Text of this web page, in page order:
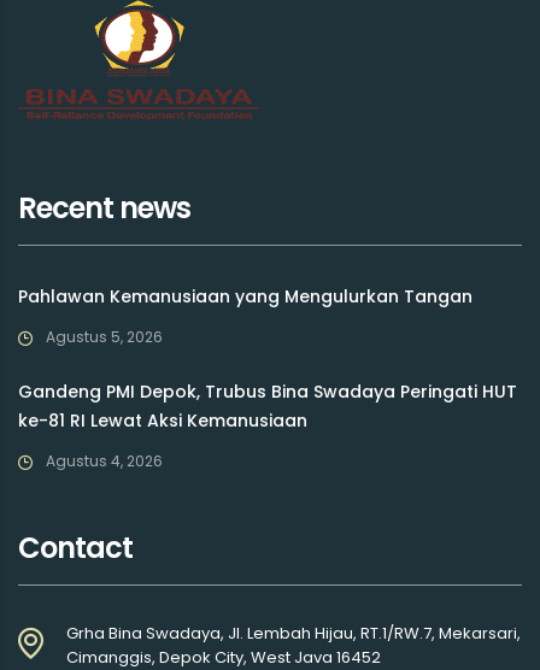
Recent news
Pahlawan Kemanusiaan yang Mengulurkan Tangan
Agustus 5, 2026
Gandeng PMI Depok, Trubus Bina Swadaya Peringati HUT
ke-81 RI Lewat Aksi Kemanusiaan
Agustus 4, 2026
Contact
Grha Bina Swadaya, Jl. Lembah Hijau, RT.1/RW.7, Mekarsari,
Cimanggis, Depok City, West Java 16452